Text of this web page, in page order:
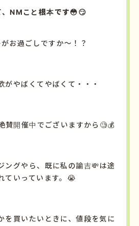
NMこと 根本です😳😏
お過ごしですか～！？
がやばくてやばくて・・・
賛開催中でございますから🧐💰
ングやら、既に私の諭吉💸は途
ていっています。😭
を買いたいときに、値段を気に